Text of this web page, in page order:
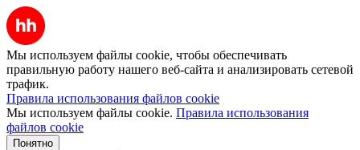
Мы используем файлы cookie, чтобы обеспечивать
правильную работу нашего веб-сайта и анализировать сетевой
трафик.
Правила использования файлов cookie
Мы используем файлы cookie. Правила использования
файлов cookie
Понятно